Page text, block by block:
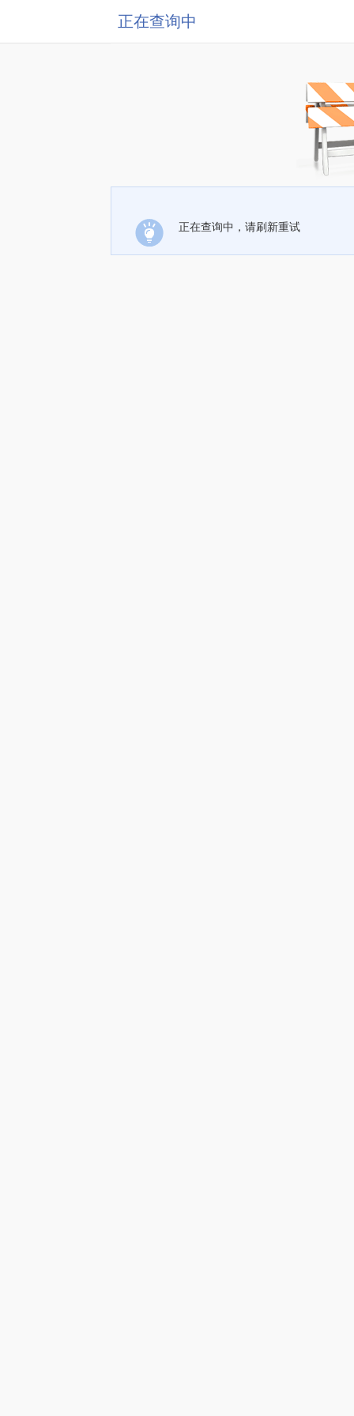
正在查询中
正在查询中，请刷新重试